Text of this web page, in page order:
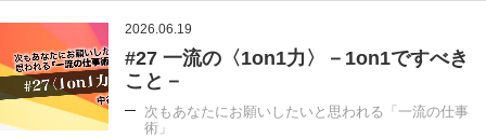
2026.06.19
#27 一流の〈1on1力〉－1on1ですべき
こと－
次もあなたにお願いしたいと思われる「一流の仕事
術」